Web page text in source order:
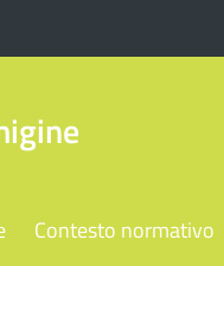
Contesto normativo